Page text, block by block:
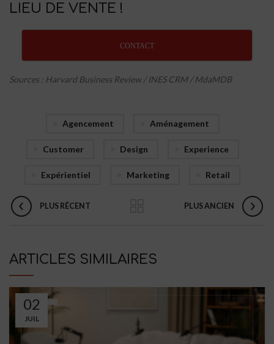
LIEU DE VENTE !
CONTACT
Sources : Harvard Business Review / INES CRM / MdaMDB
Agencement Aménagement
Customer Design Experience
Expérientiel Marketing Retail
PLUS RÉCENT PLUS ANCIEN
ARTICLES SIMILAIRES
02
JUIL